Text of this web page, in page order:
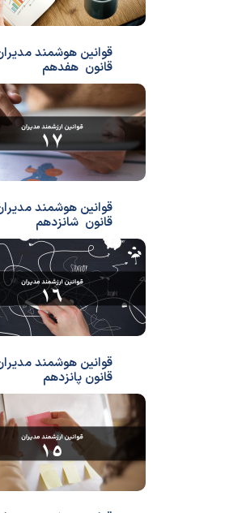
قوانین هوشمند
قانون هفدهم
قوانین هوشمند
قانون شانزدهم
قوانین هوشمند
قانون پانزدهم